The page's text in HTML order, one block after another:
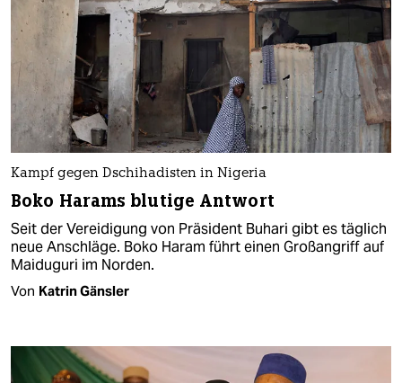
Kampf gegen Dschihadisten in Nigeria
Boko Harams blutige Antwort
Seit der Vereidigung von Präsident Buhari gibt es täglich
neue Anschläge. Boko Haram führt einen Großangriff auf
Maiduguri im Norden.
Von Katrin Gänsler